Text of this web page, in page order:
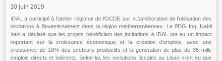
30 juin 2019
IDAL a participé à l’atelier régional de l’OCDE sur «L’amélioration de l’utilisation des
incitations à l’investissement dans la région méditerranéenne». Le PDG Ing. Nabil
Itani a déclaré que les projets bénéficiant des incitations à IDAL ont eu un impact
important sur la croissance économique et la création d’emplois, avec une
croissance de 18% des secteurs productifs et la generation de plus de 35 mille
emplois directs et indirects. Selon lui, les incitations fiscales au Liban n’ont eu que